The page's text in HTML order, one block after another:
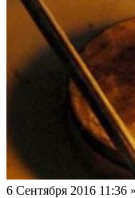
6 Сентября 2016 11:36 »